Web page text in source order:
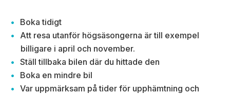
Boka tidigt
Att resa utanför högsäsongerna är till exempel
billigare i april och november.
Ställ tillbaka bilen där du hittade den
Boka en mindre bil
Var uppmärksam på tider för upphämtning och